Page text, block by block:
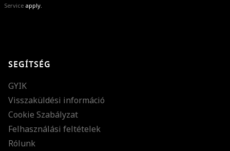
Service apply.
különleges ajánlatainkat és stílustippjeinket!
SEGÍTSÉG
GYIK
Visszaküldési információ
Cookie Szabályzat
Felhasználási feltételek
Rólunk